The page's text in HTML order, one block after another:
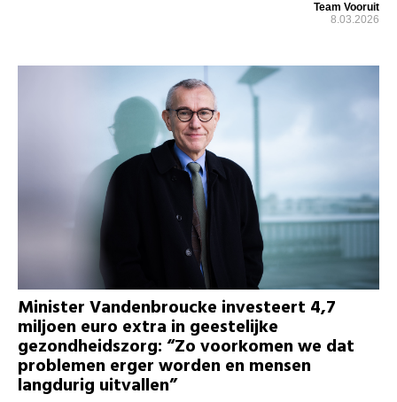
Team Vooruit
8.03.2026
Minister Vandenbroucke investeert 4,7
miljoen euro extra in geestelijke
gezondheidszorg: “Zo voorkomen we dat
problemen erger worden en mensen
langdurig uitvallen”